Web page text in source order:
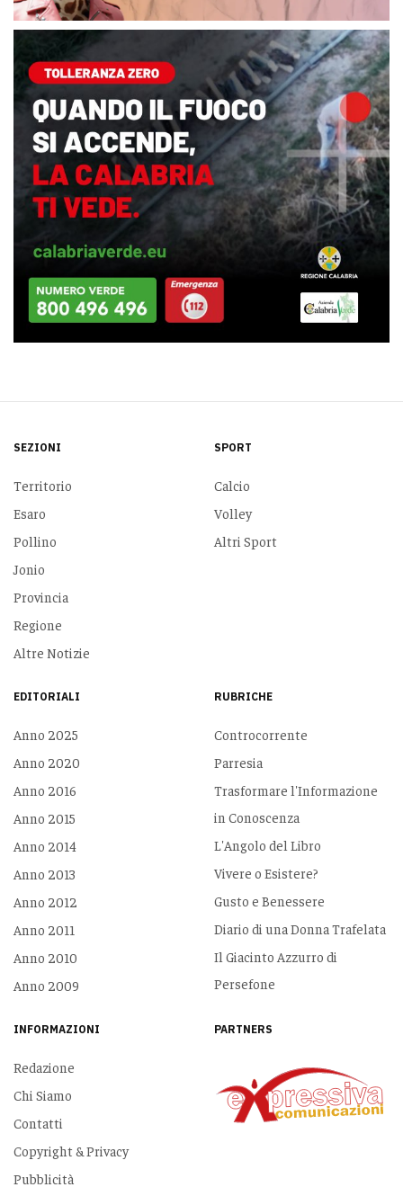
SEZIONI
Territorio
Esaro
Pollino
Jonio
Provincia
Regione
Altre Notizie
SPORT
Calcio
Volley
Altri Sport
EDITORIALI
Anno 2025
Anno 2020
Anno 2016
Anno 2015
Anno 2014
Anno 2013
Anno 2012
Anno 2011
Anno 2010
Anno 2009
RUBRICHE
Controcorrente
Parresia
Trasformare l'Informazione
in Conoscenza
L'Angolo del Libro
Vivere o Esistere?
Gusto e Benessere
Diario di una Donna Trafelata
Il Giacinto Azzurro di
Persefone
INFORMAZIONI
Redazione
Chi Siamo
Contatti
Copyright & Privacy
Pubblicità
PARTNERS